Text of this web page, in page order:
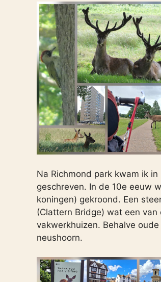
Na Richmond park kwam ik
geschreven. In de 10e eeuw
koningen) gekroond. Een
(Clattern Bridge) wat een
vakwerkhuizen. Behalve
neushoorn.